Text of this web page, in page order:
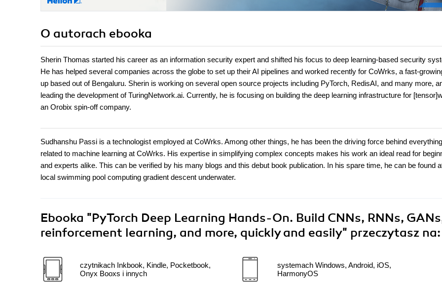
O autorach ebooka
Sherin Thomas started his career as an information security expert and shifted his focus to deep learning-based security
He has helped several companies across the globe to set up their AI pipelines and worked recently for CoWrks, a fast-
up based out of Bengaluru. Sherin is working on several open source projects including PyTorch, RedisAI, and many more,
leading the development of TuringNetwork.ai. Currently, he is focusing on building the deep learning infrastructure for
an Orobix spin-off company.
Sudhanshu Passi is a technologist employed at CoWrks. Among other things, he has been the driving force behind everything
related to machine learning at CoWrks. His expertise in simplifying complex concepts makes his work an ideal read for
and experts alike. This can be verified by his many blogs and this debut book publication. In his spare time, he can be found
local swimming pool computing gradient descent underwater.
Ebooka "PyTorch Deep Learning Hands-On. Build CNNs, RNNs,
reinforcement learning, and more, quickly and easily" przeczytasz na:
czytnikach Inkbook, Kindle, Pocketbook,
Onyx Booxs i innych
systemach Windows, Android, iOS,
HarmonyOS